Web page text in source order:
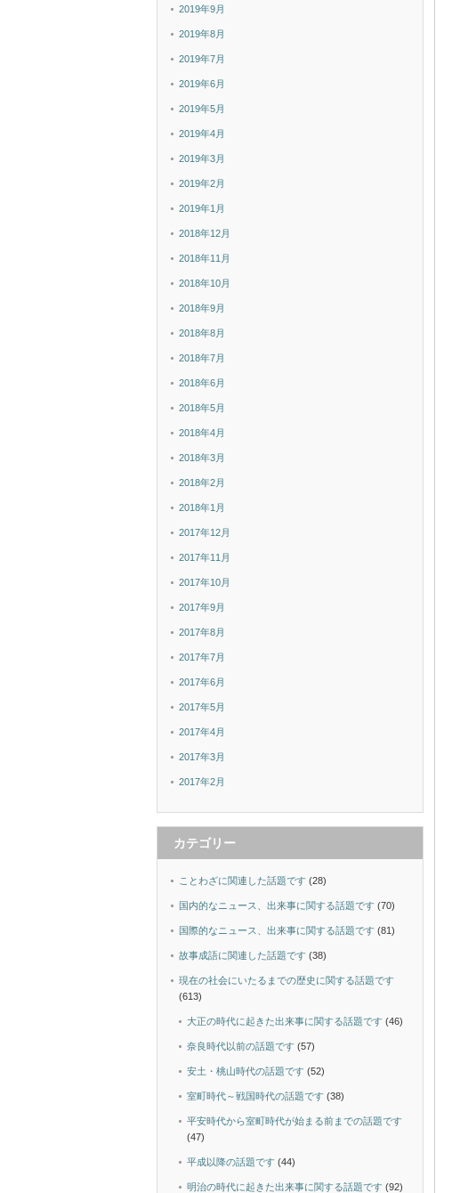
2019年9月
2019年8月
2019年7月
2019年6月
2019年5月
2019年4月
2019年3月
2019年2月
2019年1月
2018年12月
2018年11月
2018年10月
2018年9月
2018年8月
2018年7月
2018年6月
2018年5月
2018年4月
2018年3月
2018年2月
2018年1月
2017年12月
2017年11月
2017年10月
2017年9月
2017年8月
2017年7月
2017年6月
2017年5月
2017年4月
2017年3月
2017年2月
カテゴリー
ことわざに関連した話題です (28)
国内的なニュース、出来事に関する話題です (70)
国際的なニュース、出来事に関する話題です (81)
故事成語に関連した話題です (38)
現在の社会にいたるまでの歴史に関する話題です
(613)
大正の時代に起きた出来事に関する話題です (46)
奈良時代以前の話題です (57)
安土・桃山時代の話題です (52)
室町時代～戦国時代の話題です (38)
平安時代から室町時代が始まる前までの話題です
(47)
平成以降の話題です (44)
明治の時代に起きた出来事に関する話題です (92)